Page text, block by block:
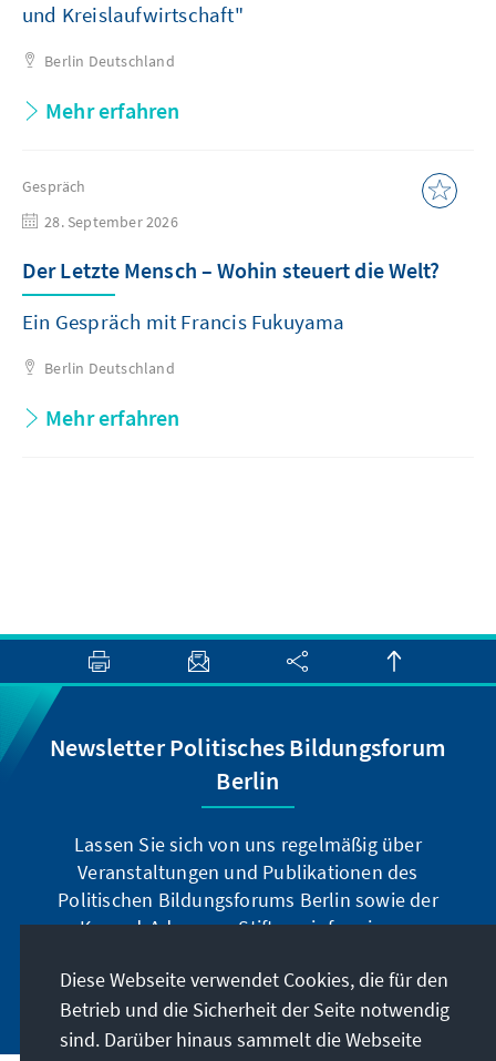
und Kreislaufwirtschaft"
Berlin Deutschland
Mehr erfahren
Gespräch
28. September 2026
Der Letzte Mensch – Wohin steuert die Welt?
Ein Gespräch mit Francis Fukuyama
Berlin Deutschland
Mehr erfahren
Newsletter Politisches Bildungsforum
Berlin
Lassen Sie sich von uns regelmäßig über
Veranstaltungen und Publikationen des
Politischen Bildungsforums Berlin sowie der
Konrad-Adenauer-Stiftung informieren.
Jetzt abonnieren
Diese Webseite verwendet Cookies, die für den
Betrieb und die Sicherheit der Seite notwendig
sind. Darüber hinaus sammelt die Webseite